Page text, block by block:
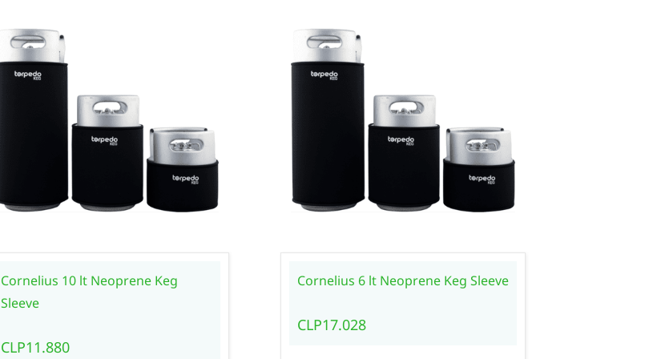
Cornelius 10 lt Neoprene Keg
Sleeve
CLP11.880
Cornelius 6 lt Neoprene Keg Sleeve
CLP17.028